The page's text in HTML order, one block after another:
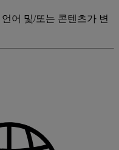
언어 및/또는 콘텐츠가 변